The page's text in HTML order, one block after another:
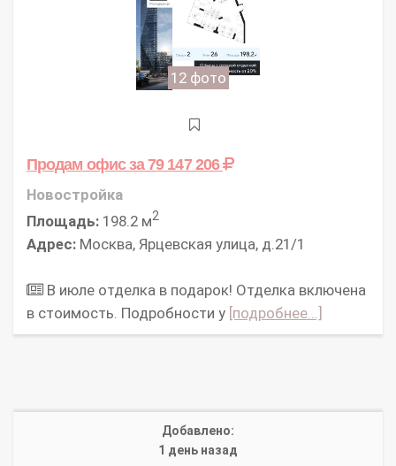
12 фото
Продам офисза 79 147 206
Новостройка
Площадь: 198.2 м2
Адрес: Москва, Ярцевская улица, д.21/1
В июле отделка в подарок! Отделка включена
в стоимость. Подробности у [подробнее...]
Добавлено:
1 день назад